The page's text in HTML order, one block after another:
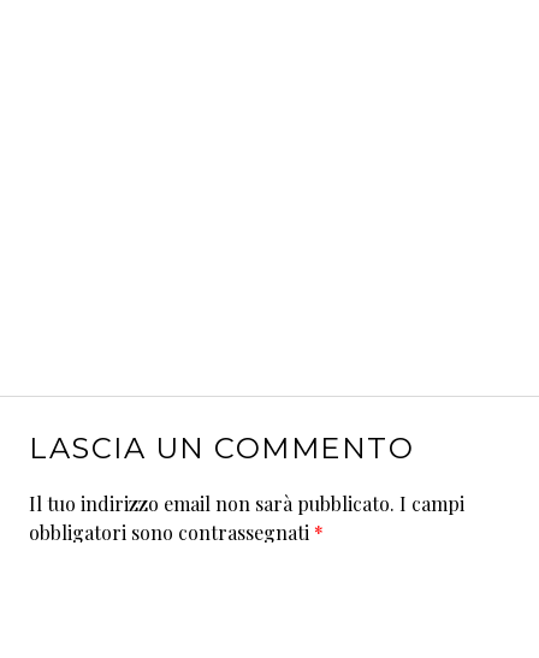
LASCIA UN COMMENTO
Il tuo indirizzo email non sarà pubblicato. I campi
obbligatori sono contrassegnati *